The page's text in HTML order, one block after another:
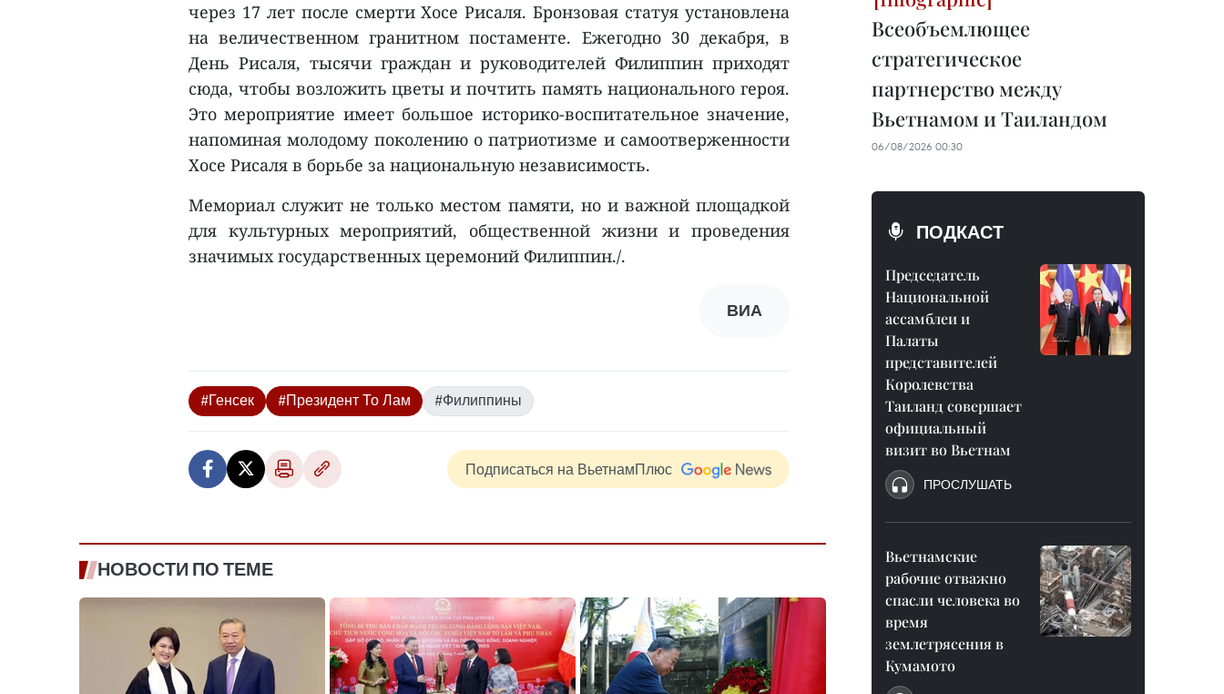
через 17 лет после смерти Хосе Рисаля. Бронзовая статуя установлена
на величественном гранитном постаменте. Ежегодно 30 декабря, в
День Рисаля, тысячи граждан и руководителей Филиппин приходят
сюда, чтобы возложить цветы и почтить память национального героя.
Это мероприятие имеет большое историко-воспитательное значение,
напоминая молодому поколению о патриотизме и самоотверженности
Хосе Рисаля в борьбе за национальную независимость.
Мемориал служит не только местом памяти, но и важной площадкой
для культурных мероприятий, общественной жизни и проведения
значимых государственных церемоний Филиппин./.
ВИА
#Генсек #Президент То Лам #Филиппины
Подписаться на ВьетнамПлюс
НОВОСТИ ПО ТЕМЕ
Всеобъемлющее
стратегическое
партнерство между
Вьетнамом и Таиландом
06/08/2026 00:30
ПОДКАСТ
Председатель
Национальной
ассамблеи и
Палаты
представителей
Королевства
Таиланд совершает
официальный
визит во Вьетнам
ПРОСЛУШАТЬ
Вьетнамские
рабочие отважно
спасли человека во
время
землетрясения в
Кумамото